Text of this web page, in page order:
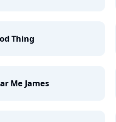
Thing
Me James